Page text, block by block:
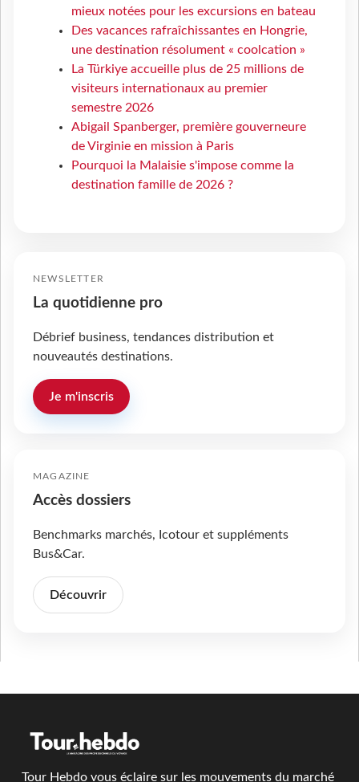
mieux notées pour les excursions en bateau
Des vacances rafraîchissantes en Hongrie,
une destination résolument « coolcation »
La Türkiye accueille plus de 25 millions de
visiteurs internationaux au premier
semestre 2026
Abigail Spanberger, première gouverneure
de Virginie en mission à Paris
Pourquoi la Malaisie s'impose comme la
destination famille de 2026 ?
NEWSLETTER
La quotidienne pro
Débrief business, tendances distribution et
nouveautés destinations.
Je m'inscris
MAGAZINE
Accès dossiers
Benchmarks marchés, Icotour et suppléments
Bus&Car.
Découvrir
Tour Hebdo vous éclaire sur les mouvements du marché